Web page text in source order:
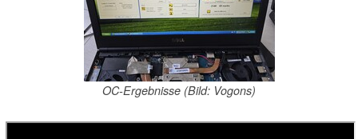
OC-Ergebnisse (Bild: Vogons)